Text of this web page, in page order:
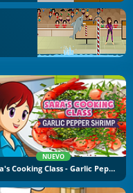
NUEVO
Sara's Cooking Class - Garlic Pepper Shrimp